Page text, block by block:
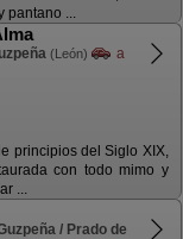
pantano ...
(León)
a
principios del Siglo XIX,
con todo mimo y
...
/ Prado de